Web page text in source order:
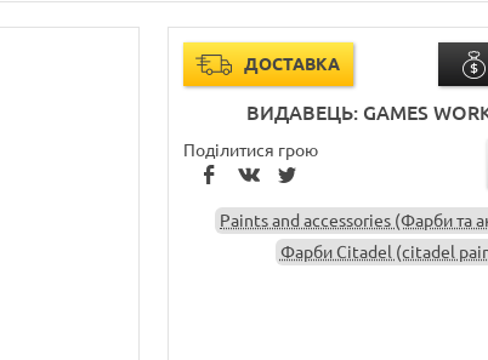
ДОСТАВКА
ВИДАВЕЦЬ: GAMES
Поділитися грою
Paints and accessories (Фарби та
Фарби Citadel (citadel